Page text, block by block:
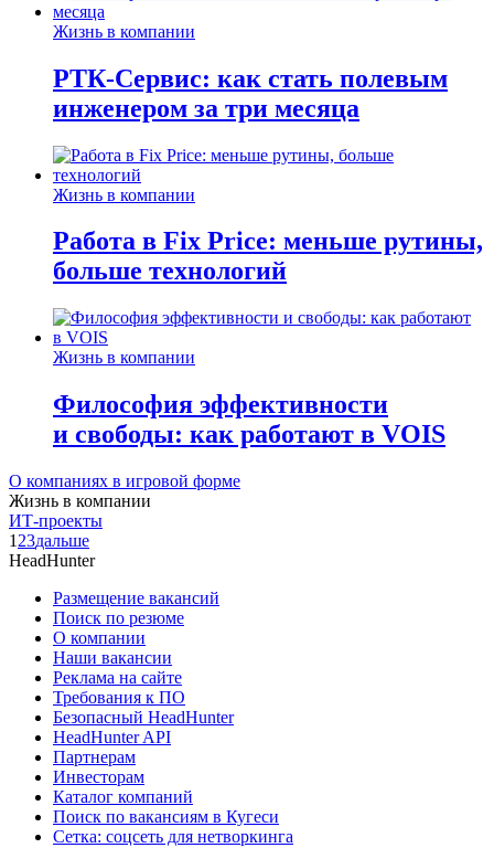
Жизнь в компании
РТК-Сервис: как стать полевым
инженером за три месяца
Жизнь в компании
Работа в Fix Price: меньше рутины,
больше технологий
Жизнь в компании
Философия эффективности
и свободы: как работают в VOIS
О компаниях в игровой форме
Жизнь в компании
ИТ-проекты
1 23дальше
HeadHunter
Размещение вакансий
Поиск по резюме
О компании
Наши вакансии
Реклама на сайте
Требования к ПО
Безопасный HeadHunter
HeadHunter API
Партнерам
Инвесторам
Каталог компаний
Поиск по вакансиям в Кугеси
Сетка: соцсеть для нетворкинга